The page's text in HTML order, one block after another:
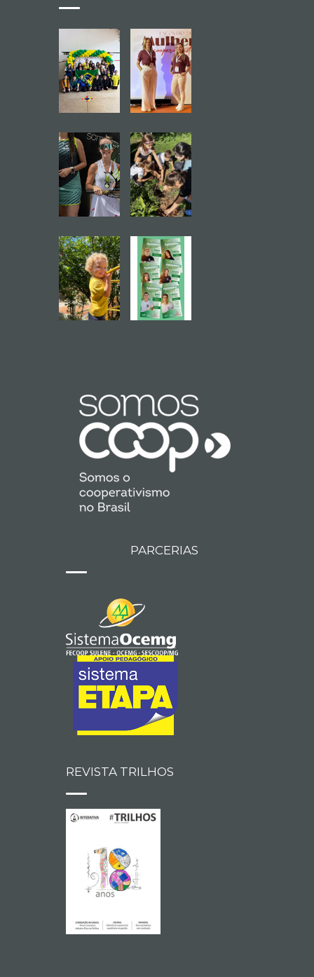
PARCERIAS
REVISTA TRILHOS